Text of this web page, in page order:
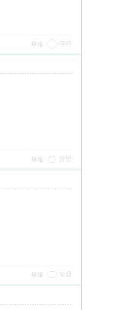
管理
舉報
管理
舉報
管理
舉報